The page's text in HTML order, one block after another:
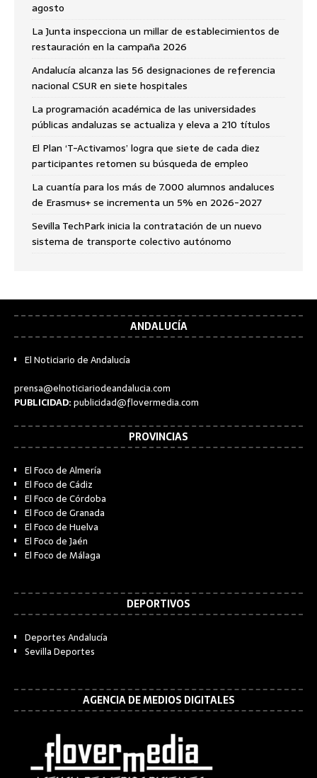
agosto
La Junta inspecciona un millar de establecimientos de
restauración en la campaña 2026
Andalucía alcanza las 56 designaciones de referencia
nacional CSUR en siete hospitales
La programación académica de las universidades
públicas andaluzas se actualiza y eleva a 210 títulos
El Plan ‘T-Activamos’ logra que siete de cada diez
participantes retomen su búsqueda de empleo
La cuantía para los más de 7.000 alumnos andaluces
de Erasmus+ se incrementa un 5% en 2026-2027
Sevilla TechPark inicia la contratación de un nuevo
sistema de transporte colectivo autónomo
ANDALUCÍA
El Noticiario de Andalucía
prensa@elnoticiariodeandalucia.com
PUBLICIDAD:publicidad@flovermedia.com
PROVINCIAS
El Foco de Almería
El Foco de Cádiz
El Foco de Córdoba
El Foco de Granada
El Foco de Huelva
El Foco de Jaén
El Foco de Málaga
DEPORTIVOS
Deportes Andalucía
Sevilla Deportes
AGENCIA DE MEDIOS DIGITALES